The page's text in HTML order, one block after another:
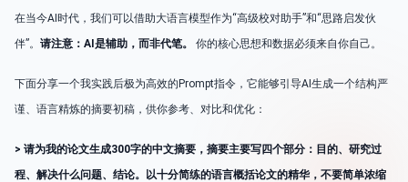
在当今AI时代，我们可以借助大语言模型作为“高级校对助手”和“思路启发伙
伴”。 请注意：AI是辅助，而非代笔。 你的核心思想和数据必须来自你自己。
下面分享一个我实践后极为高效的Prompt指令，它能够引导AI生成一个结构严
谨、语言精炼的摘要初稿，供你参考、对比和优化：
> 请为我的论文生成300字的中文摘要，摘要主要写四个部分：目的、研究过
程、解决什么问题、结论。以十分简练的语言概括论文的精华，不要简单浓缩